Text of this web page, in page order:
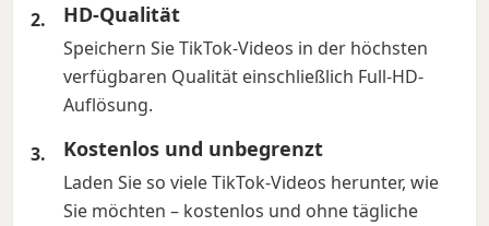
HD-Qualität
Speichern Sie TikTok-Videos in der höchsten
verfügbaren Qualität einschließlich Full-HD-
Auflösung.
Kostenlos und unbegrenzt
Laden Sie so viele TikTok-Videos herunter, wie
Sie möchten – kostenlos und ohne tägliche